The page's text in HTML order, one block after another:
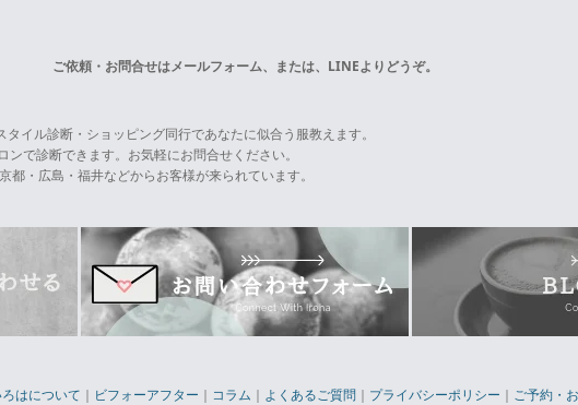
ご依頼・お問合せはメールフォーム、または、LINEよりどうぞ。
イル診断・ショッピング同行であなたに似合う服教えます。
で診断できます。お気軽にお問合せください。
・広島・福井などからお客様が来られています。
ろはについて ｜ ビフォーアフター ｜ コラム ｜ よくあるご質問 ｜ プライバシーポリシー ｜ ご予約・